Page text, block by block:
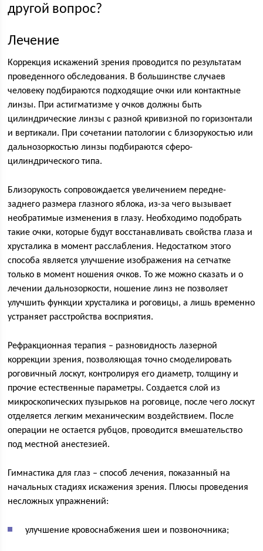
другой вопрос?
Лечение
Коррекция искажений зрения проводится по результатам
проведенного обследования. В большинстве случаев
человеку подбираются подходящие очки или контактные
линзы. При астигматизме у очков должны быть
цилиндрические линзы с разной кривизной по горизонтали
и вертикали. При сочетании патологии с близорукостью или
дальнозоркостью линзы подбираются сферо-
цилиндрического типа.
Близорукость сопровождается увеличением передне-
заднего размера глазного яблока, из-за чего вызывает
необратимые изменения в глазу. Необходимо подобрать
такие очки, которые будут восстанавливать свойства глаза и
хрусталика в момент расслабления. Недостатком этого
способа является улучшение изображения на сетчатке
только в момент ношения очков. То же можно сказать и о
лечении дальнозоркости, ношение линз не позволяет
улучшить функции хрусталика и роговицы, а лишь временно
устраняет расстройства восприятия.
Рефракционная терапия – разновидность лазерной
коррекции зрения, позволяющая точно смоделировать
роговичный лоскут, контролируя его диаметр, толщину и
прочие естественные параметры. Создается слой из
микроскопических пузырьков на роговице, после чего лоскут
отделяется легким механическим воздействием. После
операции не остается рубцов, проводится вмешательство
под местной анестезией.
Гимнастика для глаз – способ лечения, показанный на
начальных стадиях искажения зрения. Плюсы проведения
несложных упражнений:
улучшение кровоснабжения шеи и позвоночника;